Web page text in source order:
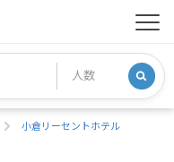
小倉リーセントホテル